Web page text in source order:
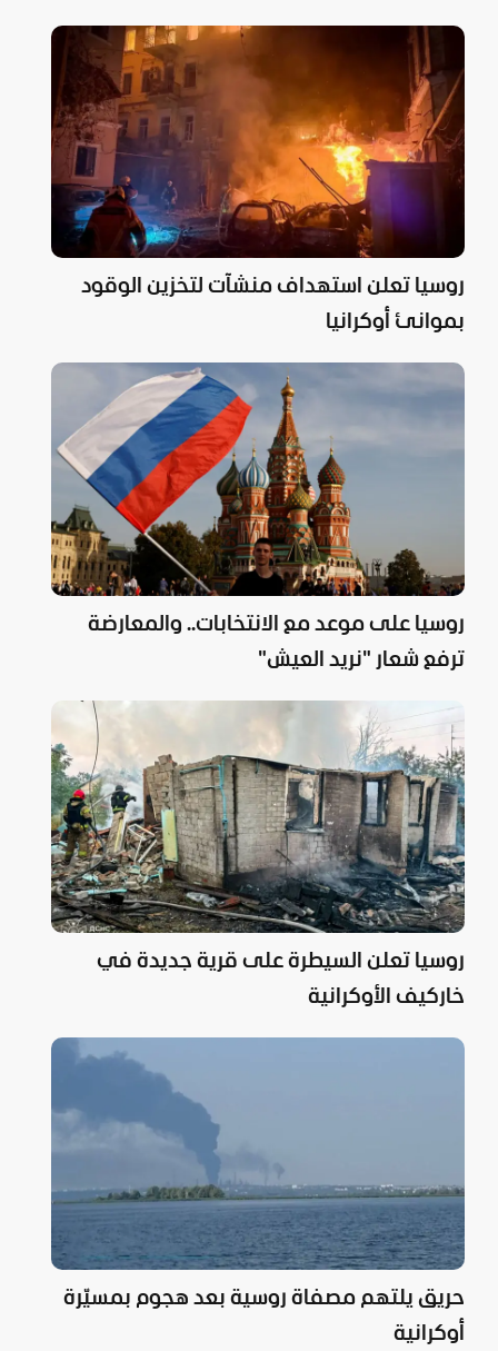
روسيا تعلن استهداف منشآت لتخزين الوقود
بموانئ أوكرانيا
روسيا على موعد مع الانتخابات.. والمعارضة
ترفع شعار "نريد العيش"
روسيا تعلن السيطرة على قرية جديدة في
خاركيف الأوكرانية
حريق يلتهم مصفاة روسية بعد هجوم بمسيّرة
أوكرانية